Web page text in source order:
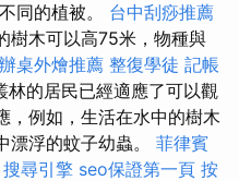
同的植被。 台中刮痧推薦
樹木可以高75米，物種與
辦桌外燴推薦 整復學徒 記帳
林的居民已經適應了可以觀
，例如，生活在水中的樹木
漂浮的蚊子幼蟲。 菲律賓
搜尋引擎 seo保證第一頁 按